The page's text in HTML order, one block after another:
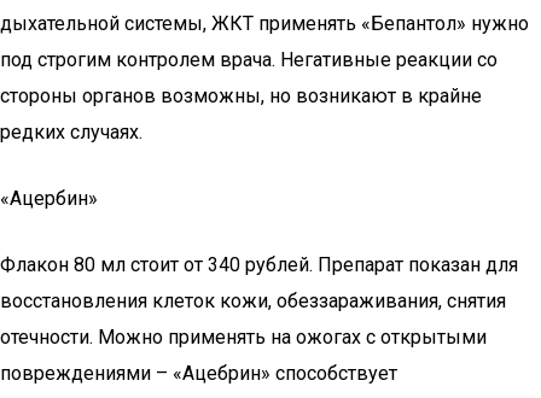
дыхательной системы, ЖКТ применять «Бепантол» нужно
под строгим контролем врача. Негативные реакции со
стороны органов возможны, но возникают в крайне
редких случаях.
«Ацербин»
Флакон 80 мл стоит от 340 рублей. Препарат показан для
восстановления клеток кожи, обеззараживания, снятия
отечности. Можно применять на ожогах с открытыми
повреждениями – «Ацебрин» способствует